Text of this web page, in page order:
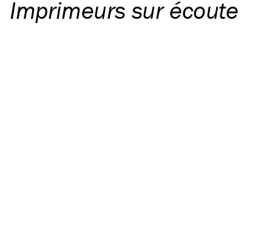
Imprimeurs sur écoute